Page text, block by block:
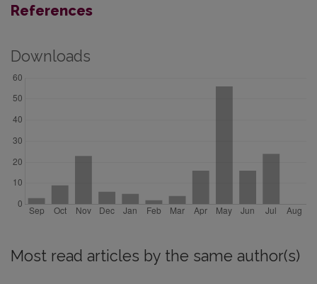
References
Downloads
Most read articles by the same author(s)